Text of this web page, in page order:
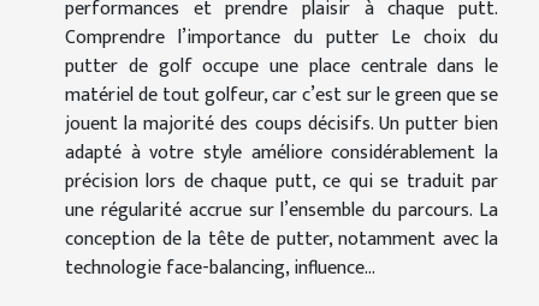
performances et prendre plaisir à chaque putt.
Comprendre l’importance du putter Le choix du
putter de golf occupe une place centrale dans le
matériel de tout golfeur, car c’est sur le green que se
jouent la majorité des coups décisifs. Un putter bien
adapté à votre style améliore considérablement la
précision lors de chaque putt, ce qui se traduit par
une régularité accrue sur l’ensemble du parcours. La
conception de la tête de putter, notamment avec la
technologie face-balancing, influence...